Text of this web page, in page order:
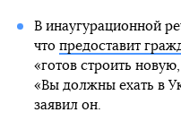
В инаугурационной
что предоставит
«готов строить
«Вы должны ехать в
заявил он.